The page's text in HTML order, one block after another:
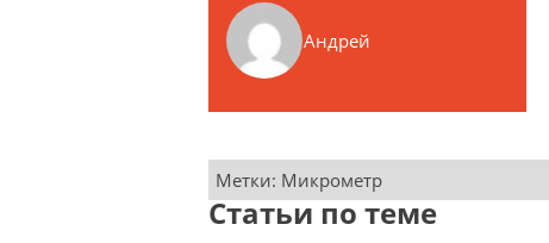
Андрей
Метки: Микрометр
Статьи по теме